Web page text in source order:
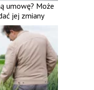
umowę? Może
jej zmiany